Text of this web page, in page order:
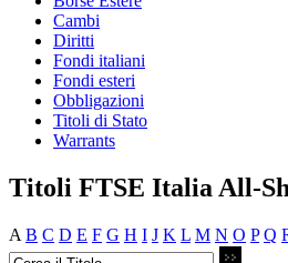
Cambi
Diritti
Fondi italiani
Fondi esteri
Obbligazioni
Titoli di Stato
Warrants
Titoli FTSE Italia All-
A B C D E F G H I J K L M N O P Q